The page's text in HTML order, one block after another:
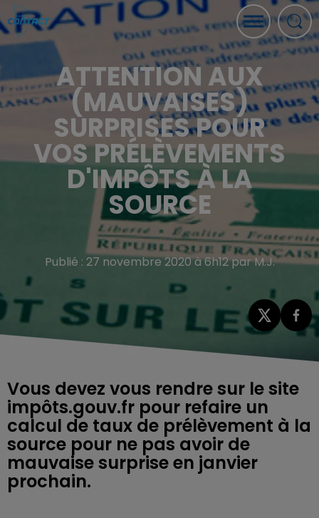
ATTENTION AUX
(MAUVAISES)
SURPRISES POUR
VOS PRÉLÈVEMENTS
D'IMPÔTS À LA
SOURCE
Publié : 27 novembre 2020 à 6h12 par M.J.
Vous devez vous rendre sur le site
impôts.gouv.fr pour refaire un
calcul de taux de prélèvement à la
source pour ne pas avoir de
mauvaise surprise en janvier
prochain.